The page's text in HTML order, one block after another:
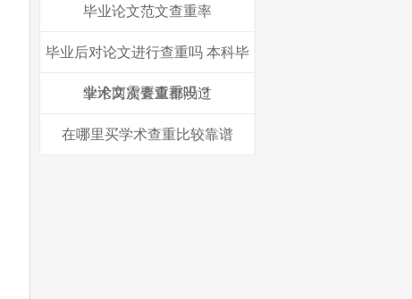
毕业论文范文查重率
毕业后对论文进行查重吗 本科毕
业论文需要查重吗？
学术两次查重都没过
在哪里买学术查重比较靠谱